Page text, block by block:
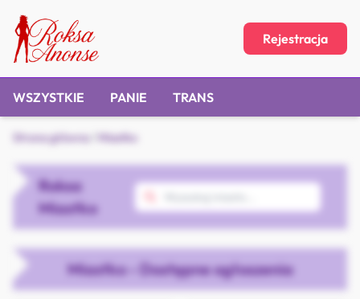
Rejestracja
WSZYSTKIE PANIE TRANS
Strona główna Miastko
Roksa
Miastko
Miastko - Dostępne ogłoszenia